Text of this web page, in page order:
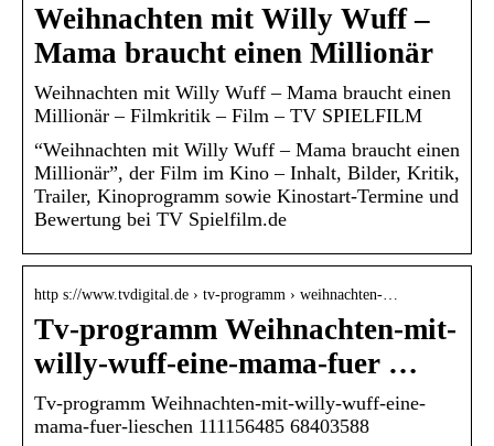
Weihnachten mit Willy Wuff –
Mama braucht einen Millionär
Weihnachten mit Willy Wuff – Mama braucht einen
Millionär – Filmkritik – Film – TV SPIELFILM
“Weihnachten mit Willy Wuff – Mama braucht einen
Millionär”, der Film im Kino – Inhalt, Bilder, Kritik,
Trailer, Kinoprogramm sowie Kinostart-Termine und
Bewertung bei TV Spielfilm.de
http s://www.tvdigital.de › tv-programm › weihnachten-…
Tv-programm Weihnachten-mit-
willy-wuff-eine-mama-fuer …
Tv-programm Weihnachten-mit-willy-wuff-eine-
mama-fuer-lieschen 111156485 68403588